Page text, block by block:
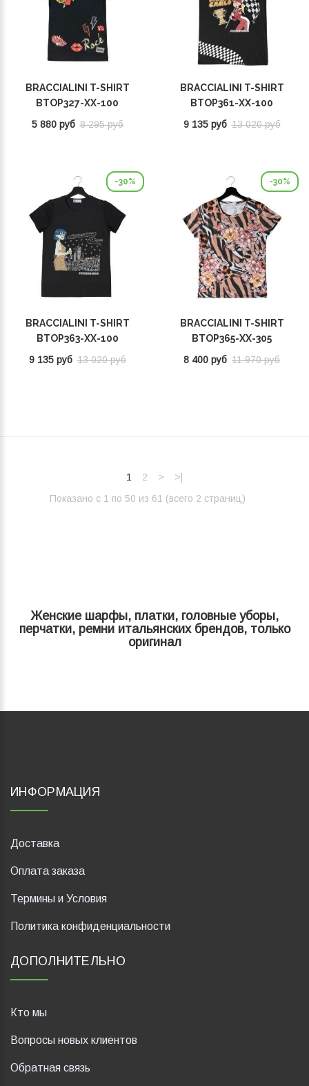
BRACCIALINI T-SHIRT
BTOP327-XX-100
5 880 руб 8 295 руб
BRACCIALINI T-SHIRT
BTOP361-XX-100
9 135 руб 13 020 руб
-30%
BRACCIALINI T-SHIRT
BTOP363-XX-100
9 135 руб 13 020 руб
-30%
BRACCIALINI T-SHIRT
BTOP365-XX-305
8 400 руб 11 970 руб
1 2 >
>|
Показано с 1 по 50 из 61 (всего 2 страниц)‎
Женские шарфы, платки, головные уборы,
перчатки, ремни итальянских брендов, только
оригинал
ИНФОРМАЦИЯ
Доставка
Оплата заказа
Термины и Условия
Политика конфиденциальности
ДОПОЛНИТЕЛЬНО
Кто мы
Вопросы новых клиентов
Обратная связь